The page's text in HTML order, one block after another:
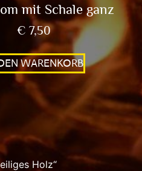
mit Schale ganz
€ 7,50
WARENKORB
Holz“